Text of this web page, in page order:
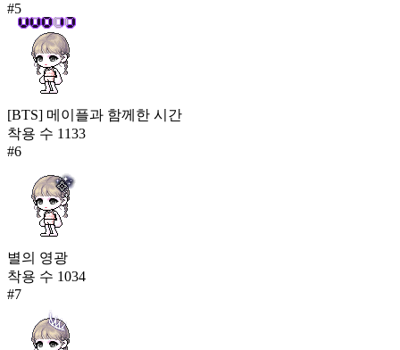
#5
[BTS] 메이플과 함께한 시간
착용 수 1133
#6
별의 영광
착용 수 1034
#7